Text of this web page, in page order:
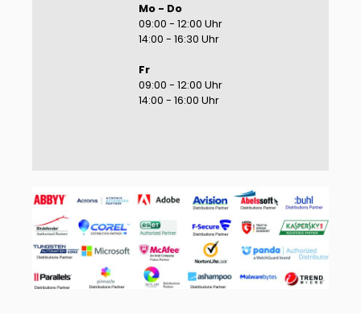
Mo - Do
09:00 - 12:00 Uhr
14:00 - 16:30 Uhr
Fr
09:00 - 12:00 Uhr
14:00 - 16:00 Uhr